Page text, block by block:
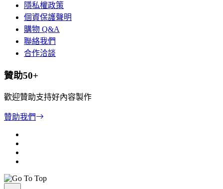
隱私權政策
個資保護聲明
購物 Q&A
聯絡我們
合作洽談
贊助50+
歡迎贊助支持好內容製作
贊助我們